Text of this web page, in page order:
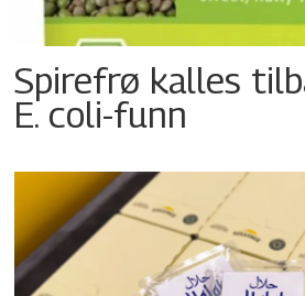
Spirefrø kalles
E. coli-funn